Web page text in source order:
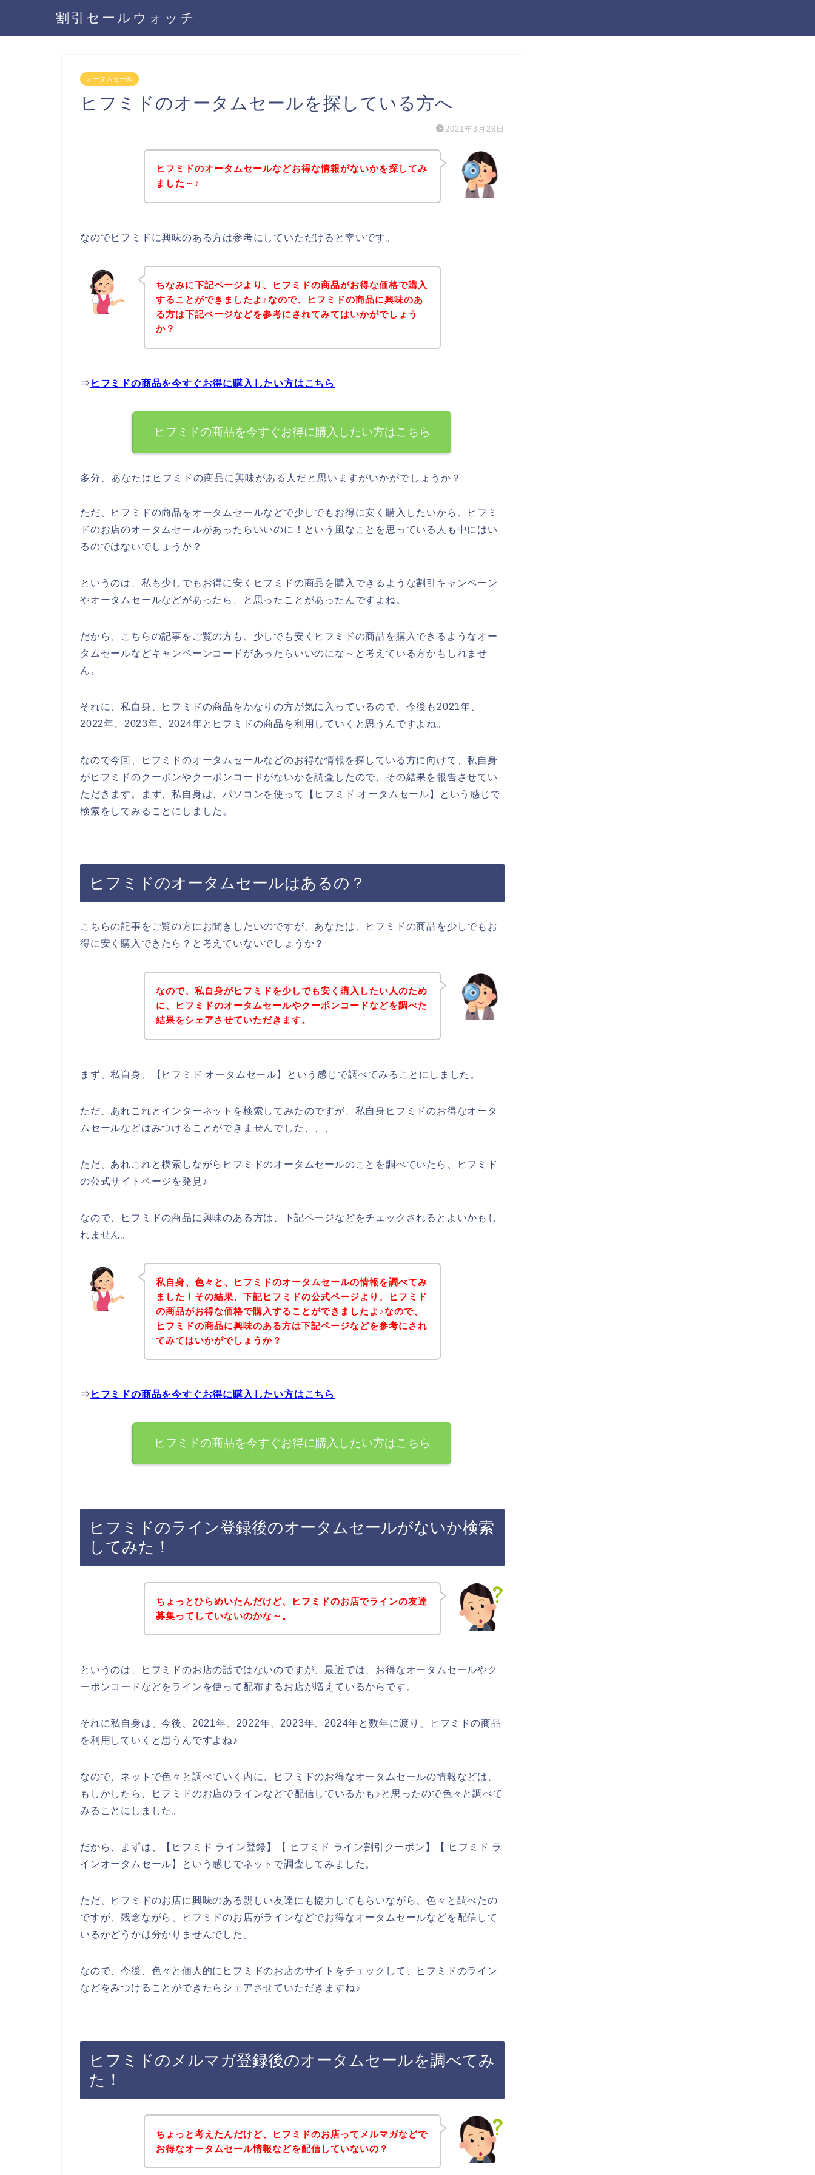
割引セールウォッチ
オータムセール
ヒフミドのオータムセールを探している方へ
2021年3月26日
ヒフミドのオータムセールなどお得な情報がないかを探してみ
ました～♪
なのでヒフミドに興味のある方は参考にしていただけると幸いです。
ちなみに下記ページより、ヒフミドの商品がお得な価格で購入
することができましたよ♪なので、ヒフミドの商品に興味のあ
る方は下記ページなどを参考にされてみてはいかがでしょう
か？
⇒ ヒフミドの商品を今すぐお得に購入したい方はこちら
ヒフミドの商品を今すぐお得に購入したい方はこちら
多分、あなたはヒフミドの商品に興味がある人だと思いますがいかがでしょうか？
ただ、ヒフミドの商品をオータムセールなどで少しでもお得に安く購入したいから、ヒフミ
ドのお店のオータムセールがあったらいいのに！という風なことを思っている人も中にはい
るのではないでしょうか？
というのは、私も少しでもお得に安くヒフミドの商品を購入できるような割引キャンペーン
やオータムセールなどがあったら、と思ったことがあったんですよね。
だから、こちらの記事をご覧の方も、少しでも安くヒフミドの商品を購入できるようなオー
タムセールなどキャンペーンコードがあったらいいのにな～と考えている方かもしれませ
ん。
それに、私自身、ヒフミドの商品をかなりの方が気に入っているので、今後も2021年、
2022年、2023年、2024年とヒフミドの商品を利用していくと思うんですよね。
なので今回、ヒフミドのオータムセールなどのお得な情報を探している方に向けて、私自身
がヒフミドのクーポンやクーポンコードがないかを調査したので、その結果を報告させてい
ただきます。まず、私自身は、パソコンを使って【ヒフミド オータムセール】という感じで
検索をしてみることにしました。
ヒフミドのオータムセールはあるの？
こちらの記事をご覧の方にお聞きしたいのですが、あなたは、ヒフミドの商品を少しでもお
得に安く購入できたら？と考えていないでしょうか？
なので、私自身がヒフミドを少しでも安く購入したい人のため
に、ヒフミドのオータムセールやクーポンコードなどを調べた
結果をシェアさせていただきます。
まず、私自身、【ヒフミド オータムセール】という感じで調べてみることにしました。
ただ、あれこれとインターネットを検索してみたのですが、私自身ヒフミドのお得なオータ
ムセールなどはみつけることができませんでした、、、
ただ、あれこれと模索しながらヒフミドのオータムセールのことを調べていたら、ヒフミド
の公式サイトページを発見♪
なので、ヒフミドの商品に興味のある方は、下記ページなどをチェックされるとよいかもし
れません。
私自身、色々と、ヒフミドのオータムセールの情報を調べてみ
ました！その結果、下記ヒフミドの公式ページより、ヒフミド
の商品がお得な価格で購入することができましたよ♪なので、
ヒフミドの商品に興味のある方は下記ページなどを参考にされ
てみてはいかがでしょうか？
⇒ ヒフミドの商品を今すぐお得に購入したい方はこちら
ヒフミドの商品を今すぐお得に購入したい方はこちら
ヒフミドのライン登録後のオータムセールがないか検索
してみた！
ちょっとひらめいたんだけど、ヒフミドのお店でラインの友達
募集ってしていないのかな～。
というのは、ヒフミドのお店の話ではないのですが、最近では、お得なオータムセールやク
ーポンコードなどをラインを使って配布するお店が増えているからです。
それに私自身は、今後、2021年、2022年、2023年、2024年と数年に渡り、ヒフミドの商品
を利用していくと思うんですよね♪
なので、ネットで色々と調べていく内に、ヒフミドのお得なオータムセールの情報などは、
もしかしたら、ヒフミドのお店のラインなどで配信しているかも♪と思ったので色々と調べて
みることにしました。
だから、まずは、【ヒフミド ライン登録】【 ヒフミド ライン割引クーポン】【 ヒフミド ラ
インオータムセール】という感じでネットで調査してみました。
ただ、ヒフミドのお店に興味のある親しい友達にも協力してもらいながら、色々と調べたの
ですが、残念ながら、ヒフミドのお店がラインなどでお得なオータムセールなどを配信して
いるかどうかは分かりませんでした。
なので、今後、色々と個人的にヒフミドのお店のサイトをチェックして、ヒフミドのライン
などをみつけることができたらシェアさせていただきますね♪
ヒフミドのメルマガ登録後のオータムセールを調べてみ
た！
ちょっと考えたんだけど、ヒフミドのお店ってメルマガなどで
お得なオータムセール情報などを配信していないの？